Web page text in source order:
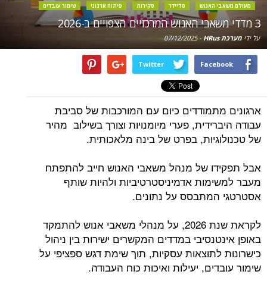
מעולם משאבי האנוש
סליידר סקירות פיתוח ארגוני שימור עובדים
3 מדדי משאבי האנוש המרכזיים הצפויים ב-2026
על ידי מערכת HRus -
07/12/2025
Facebook
Twitter
ארגונים מתמודדים כיום עם המורכבות של סביבת
עבודה היברידית, פערי מיומנויות וצורך בשילוב מהיר
של טכנולוגיות, בפרט של בינה מלאכותית.
אבל תפקידו של מנהל משאבי האנוש חייב להתפתח
מעבר למשימות אדמיניסטרטיביות ולהיות שותף
אסטרטגי המתבסס על נתונים.
לקראת שנת 2026, על מנהלי משאבי אנוש להתמקד
באופן אינטנסיבי במדדים המקשרים ישירות בין ניהול
כישרונות לתוצאות עסקיות, תוך שימת דגש ספציפי על
שימור עובדים, יעילות ואיכות כוח העבודה.